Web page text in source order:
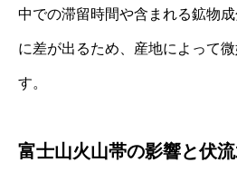
中での滞留時間や含まれる鉱物
に差が出るため、産地によって
す。
富士山火山帯の影響と伏